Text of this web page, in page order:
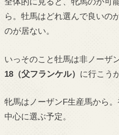
ら。牡馬はどれ選んで良いの
のが居ない。
いっそのこと牡馬は非ノーザ
18（父フランケル） に行こう
牝馬はノーザンF生産馬から
中心に選ぶ予定。